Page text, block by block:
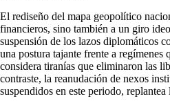
El rediseño del mapa geopolítico
financieros, sino también a un giro
suspensión de los lazos diplomáticos
una postura tajante frente a regímenes
considera tiranías que eliminaron las
contraste, la reanudación de nexos
suspendidos en este periodo, replantea